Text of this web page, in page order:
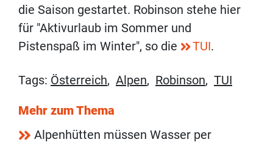
die Saison gestartet. Robinson stehe hier
für "Aktivurlaub im Sommer und
Pistenspaß im Winter", so die
TUI.
Tags: Österreich, Alpen, Robinson, TUI
Mehr zum Thema
Alpenhütten müssen Wasser per